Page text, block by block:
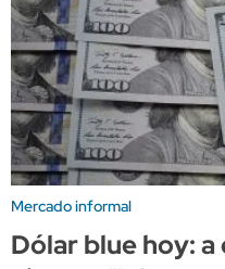
Mercado informal
Dólar blue hoy: